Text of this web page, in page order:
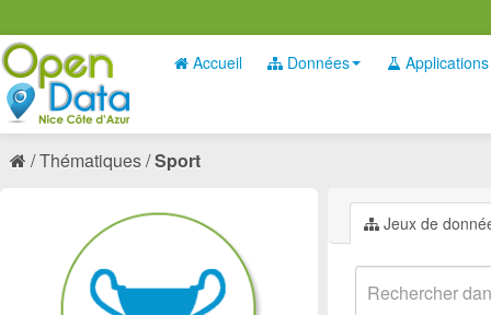
Accueil Données Applications
Thématiques Sport
Jeux de